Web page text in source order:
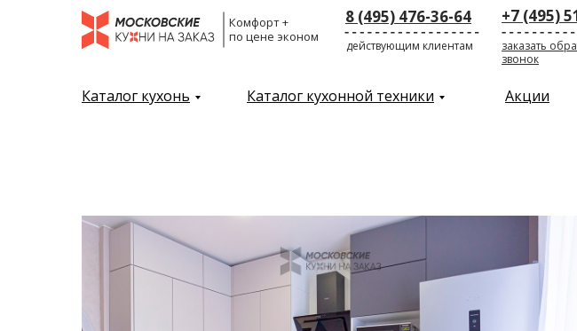
Комфорт +
по цене эконом
+7 (495)
заказать
звонок
Каталог кухонь Каталог кухонной техники Акции
8 (495) 476-36-64
действующим клиентам